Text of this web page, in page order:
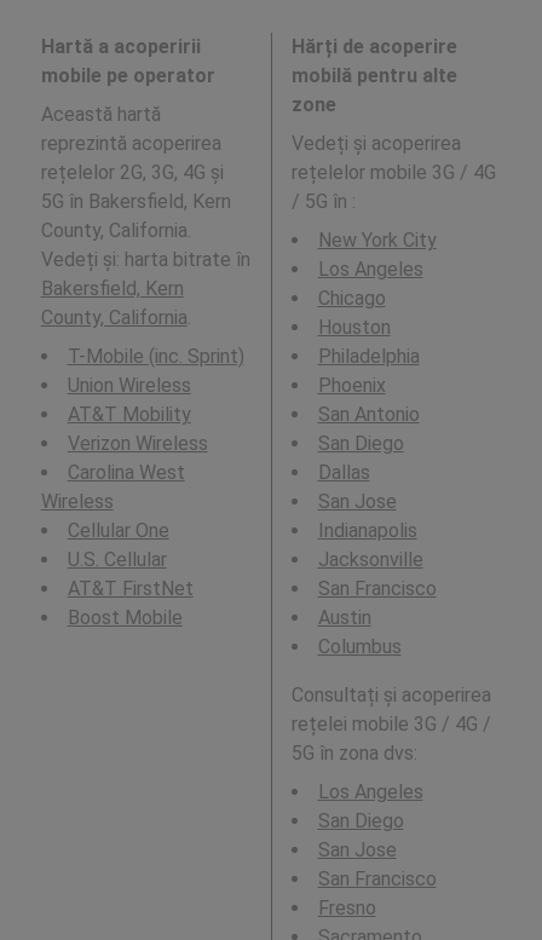
Hartă a acoperirii
mobile pe operator
Această hartă
reprezintă acoperirea
rețelelor 2G, 3G, 4G și
5G în Bakersfield, Kern
County, California.
Vedeți și: harta bitrate în
Bakersfield, Kern
County, California
T-Mobile (inc. Sprint)
Union Wireless
AT&T Mobility
Verizon Wireless
Carolina West
Wireless
Cellular One
U.S. Cellular
AT&T FirstNet
Boost Mobile
Hărți de acoperire
mobilă pentru alte
zone
Vedeți și acoperirea
rețelelor mobile 3G / 4G
/ 5G în :
New York City
Los Angeles
Chicago
Houston
Philadelphia
Phoenix
San Antonio
San Diego
Dallas
San Jose
Indianapolis
Jacksonville
San Francisco
Austin
Columbus
Consultați și acoperirea
rețelei mobile 3G / 4G /
5G în zona dvs:
Los Angeles
San Diego
San Jose
San Francisco
Fresno